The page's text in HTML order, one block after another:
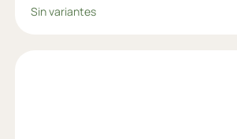
Sin variantes